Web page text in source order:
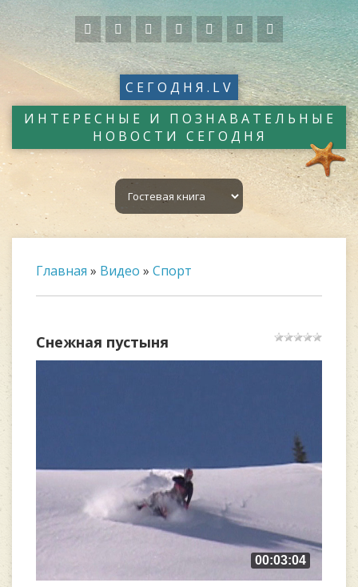
СЕГОДНЯ.LV
ИНТЕРЕСНЫЕ И ПОЗНАВАТЕЛЬНЫЕ
НОВОСТИ СЕГОДНЯ
Главная » Видео » Спорт
Снежная пустыня
00:03:04